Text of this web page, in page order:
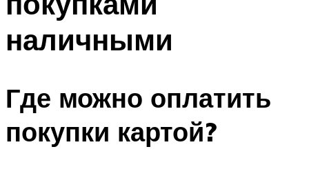
наличными
Где можно оплатить
покупки картой?